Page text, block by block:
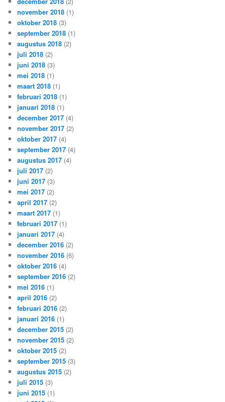
november 2018 (1)
oktober 2018 (3)
september 2018 (1)
augustus 2018 (2)
juli 2018 (2)
juni 2018 (3)
mei 2018 (1)
maart 2018 (1)
februari 2018 (1)
januari 2018 (1)
december 2017 (4)
november 2017 (2)
oktober 2017 (4)
september 2017 (4)
augustus 2017 (4)
juli 2017 (2)
juni 2017 (3)
mei 2017 (2)
april 2017 (2)
maart 2017 (1)
februari 2017 (1)
januari 2017 (4)
december 2016 (2)
november 2016 (6)
oktober 2016 (4)
september 2016 (2)
mei 2016 (1)
april 2016 (2)
februari 2016 (2)
januari 2016 (1)
december 2015 (2)
november 2015 (2)
oktober 2015 (2)
september 2015 (3)
augustus 2015 (2)
juli 2015 (3)
juni 2015 (1)